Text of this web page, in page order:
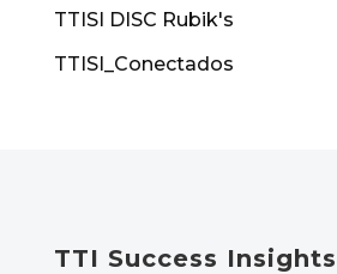
TTISI DISC Rubik's
TTISI_Conectados
TTI Success Insights